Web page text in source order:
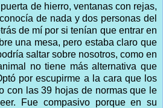
de hierro, ventanas con rejas,
de nada y dos personas del
de mí por si tenían que entrar en
una mesa, pero estaba claro que
saltar sobre nosotros, como en
no tiene más alternativa que
por escupirme a la cara que los
con las 39 hojas de normas que le
Fue compasivo porque en su